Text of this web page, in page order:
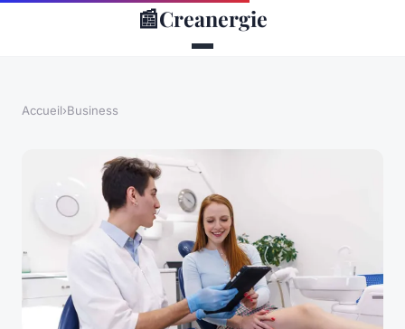
📰Creanergie
Accueil›Business